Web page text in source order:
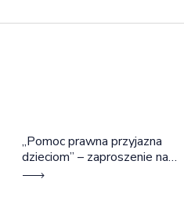
„Pomoc prawna przyjazna
dzieciom” – zaproszenie na
szkolenie